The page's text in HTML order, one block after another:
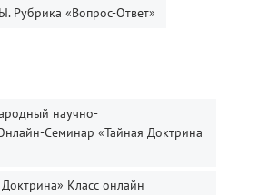
«Вопрос-Ответ»
научно-
Семинар «Тайная Доктрина
Класс онлайн